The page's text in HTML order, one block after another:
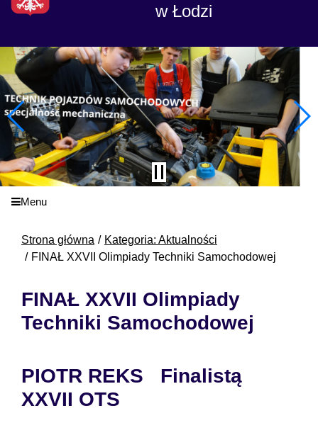
w Łodzi
Menu
Strona główna
Kategoria: Aktualności
FINAŁ XXVII Olimpiady Techniki Samochodowej
FINAŁ XXVII Olimpiady
Techniki Samochodowej
PIOTR REKS Finalistą
XXVII OTS